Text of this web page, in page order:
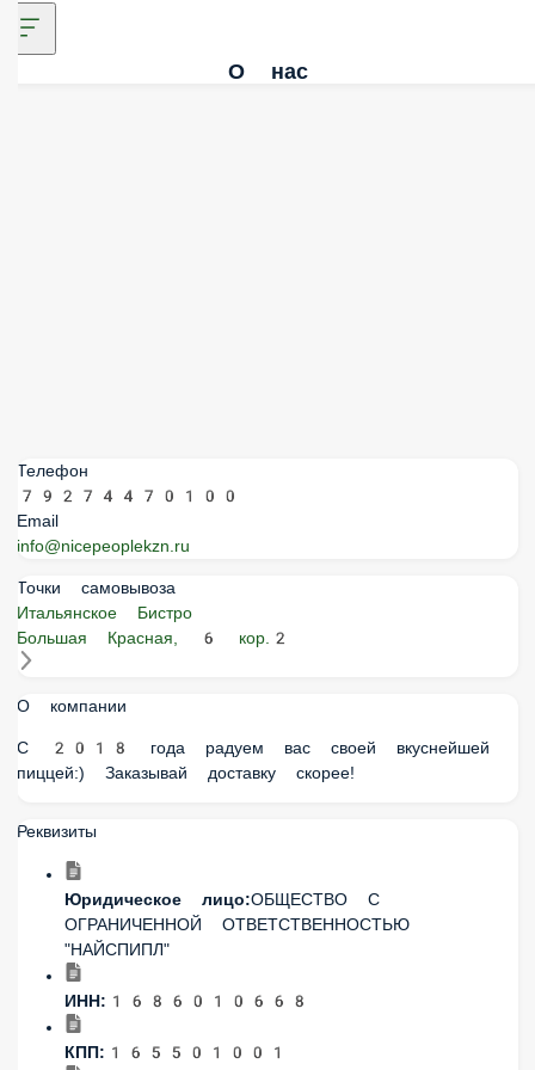
О нас
Телефон
79274470100
Email
info@nicepeoplekzn.ru
Точки самовывоза
Итальянское Бистро
Большая Красная, 6 кор.2
О компании
С 2018 года радуем вас своей вкуснейшей
пиццей:) Заказывай доставку скорее!
Реквизиты
Юридическое лицо:ОБЩЕСТВО С
ОГРАНИЧЕННОЙ ОТВЕТСТВЕННОСТЬЮ
"НАЙСПИПЛ"
ИНН:1686010668
КПП:165501001